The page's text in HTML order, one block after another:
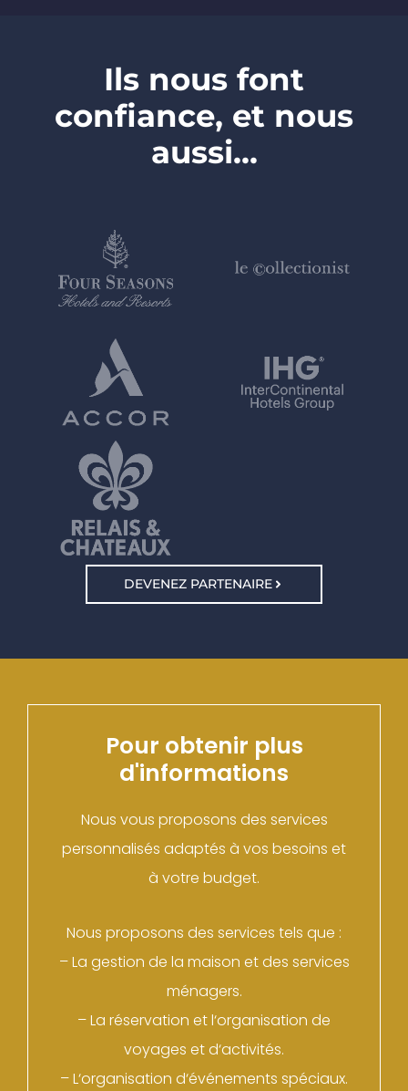
Ils nous font
confiance, et nous
aussi...
DEVENEZ PARTENAIRE
Pour obtenir plus
d'informations
Nous vous proposons des services
personnalisés adaptés à vos besoins et
à votre budget.
Nous proposons des services tels que :
–La gestion de la maison etdes services
ménagers.
–La réservation etl‘organisation de
voyages etd‘activités.
–L‘organisation d‘événements spéciaux.